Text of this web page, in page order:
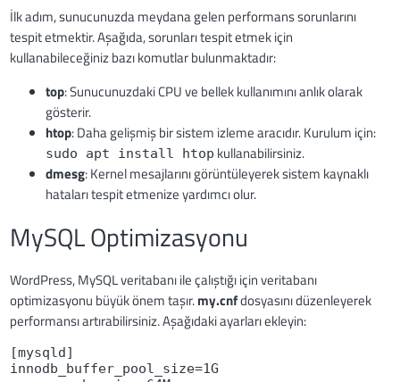
İlk adım, sunucunuzda meydana gelen performans sorunlarını
tespit etmektir. Aşağıda, sorunları tespit etmek için
kullanabileceğiniz bazı komutlar bulunmaktadır:
top: Sunucunuzdaki CPU ve bellek kullanımını anlık olarak
gösterir.
htop: Daha gelişmiş bir sistem izleme aracıdır. Kurulum için:
sudo apt install htop kullanabilirsiniz.
dmesg: Kernel mesajlarını görüntüleyerek sistem kaynaklı
hataları tespit etmenize yardımcı olur.
MySQL Optimizasyonu
WordPress, MySQL veritabanı ile çalıştığı için veritabanı
optimizasyonu büyük önem taşır.my.cnfdosyasını düzenleyerek
performansı artırabilirsiniz. Aşağıdaki ayarları ekleyin:
[mysqld]
innodb_buffer_pool_size=1G